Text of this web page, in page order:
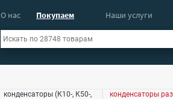
О нас Покупаем Наши услуги
конденсаторы (К10-, К50-,
конденсаторы